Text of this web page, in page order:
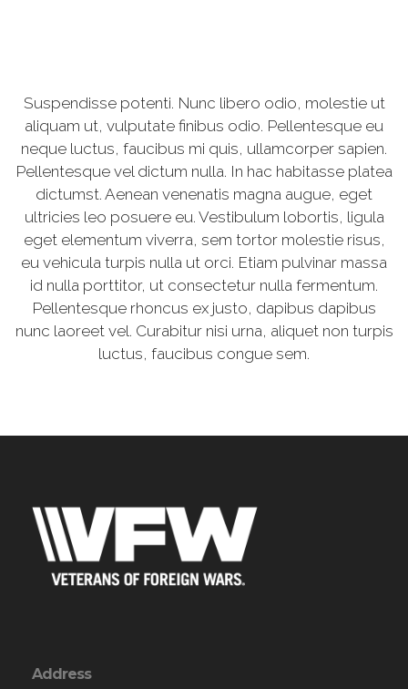
Suspendisse potenti. Nunc libero odio, molestie ut
aliquam ut, vulputate finibus odio. Pellentesque eu
neque luctus, faucibus mi quis, ullamcorper sapien.
Pellentesque vel dictum nulla. In hac habitasse platea
dictumst. Aenean venenatis magna augue, eget
ultricies leo posuere eu. Vestibulum lobortis, ligula
eget elementum viverra, sem tortor molestie risus,
eu vehicula turpis nulla ut orci. Etiam pulvinar massa
id nulla porttitor, ut consectetur nulla fermentum.
Pellentesque rhoncus ex justo, dapibus dapibus
nunc laoreet vel. Curabitur nisi urna, aliquet non turpis
luctus, faucibus congue sem.
Address